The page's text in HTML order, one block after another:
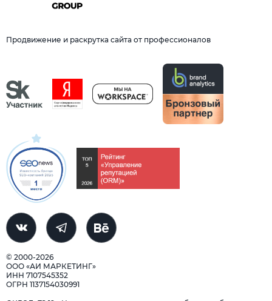
Продвижение и раскрутка сайта от профессионалов
© 2000-2026
ООО «АИ МАРКЕТИНГ»
ИНН 7107545352
ОГРН 1137154030991